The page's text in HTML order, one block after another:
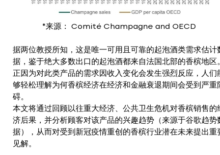
*来源： Comité Champagne and OECD
据两位教授所知，这是唯一可用且可靠的起泡酒类需求估计
据，鉴于绝大多数出口的起泡酒都来自法国北部的香槟地区
正因为对此类产品的需求因收入变化会发生强烈反应，人们
够轻松理解为何香槟经济在经济和金融衰退期间会受到严重
碍。
本文将通过回顾以往重大经济、公共卫生危机对香槟销售的
济后果，并分析顾客对该产品的兴趣趋势（来源于谷歌趋势
据），从而对受到新冠疫情重创的香槟行业潜在未来提出重
见解。